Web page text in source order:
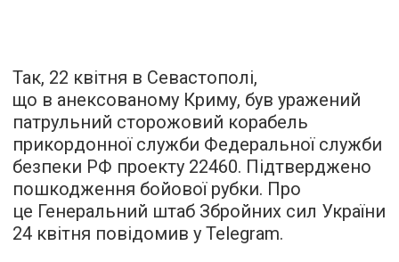
Так, 22 квітня в Севастополі,
що в анексованому Криму, був уражений
патрульний сторожовий корабель
прикордонної служби Федеральної служби
безпеки РФ проекту 22460. Підтверджено
пошкодження бойової рубки. Про
це Генеральний штаб Збройних сил України
24 квітня повідомив у Telegram.